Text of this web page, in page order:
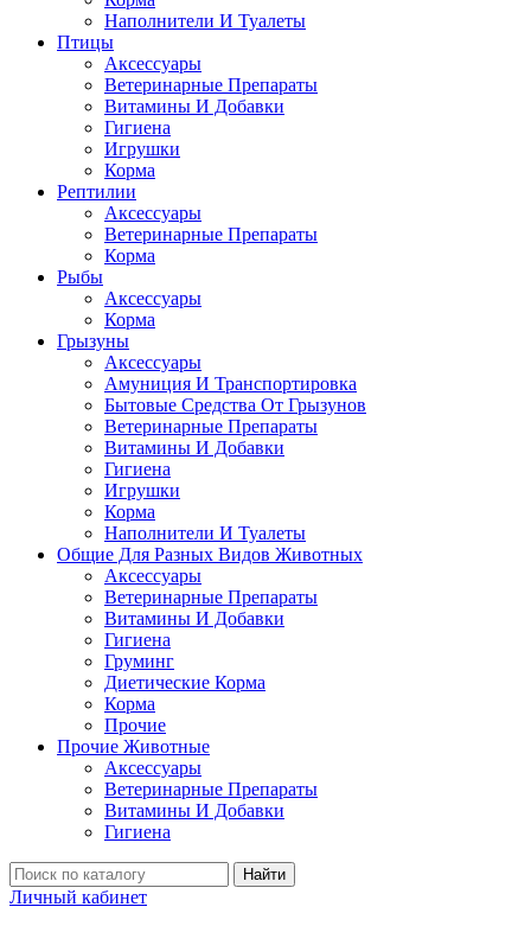
Наполнители И Туалеты
Птицы
Аксессуары
Ветеринарные Препараты
Витамины И Добавки
Гигиена
Игрушки
Корма
Рептилии
Аксессуары
Ветеринарные Препараты
Корма
Рыбы
Аксессуары
Корма
Грызуны
Аксессуары
Амуниция И Транспортировка
Бытовые Средства От Грызунов
Ветеринарные Препараты
Витамины И Добавки
Гигиена
Игрушки
Корма
Наполнители И Туалеты
Общие Для Разных Видов Животных
Аксессуары
Ветеринарные Препараты
Витамины И Добавки
Гигиена
Груминг
Диетические Корма
Корма
Прочие
Прочие Животные
Аксессуары
Ветеринарные Препараты
Витамины И Добавки
Гигиена
Найти
Личный кабинет